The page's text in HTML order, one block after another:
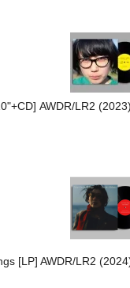
AWDR/LR2 (2023)
[LP] AWDR/LR2